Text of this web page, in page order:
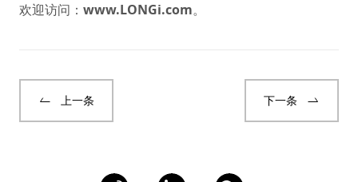
欢迎访问： www.LONGi.com。
上一条 下一条